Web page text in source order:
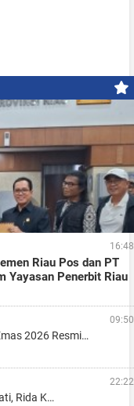
16:48
Riau Pos dan PT
Yayasan Penerbit Riau
09:50
2026 Resmi…
22:22
Rida K…